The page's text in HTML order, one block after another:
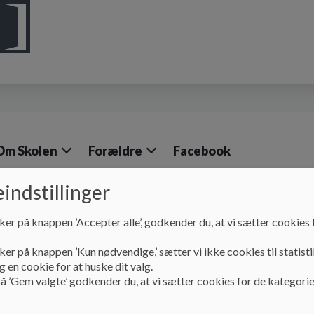
Skolen Forældre Facebook
på knappen ’Accepter alle’, godkender du, at vi sætter
på knappen ’Kun nødvendige,’ sætter vi ikke cookies til
en cookie for at huske dit valg.
’Gem valgte’ godkender du, at vi sætter cookies for de